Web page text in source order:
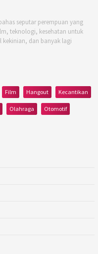
seputar perempuan yang
teknologi, kesehatan untuk
kekinian, dan banyak lagi
Film Hangout Kecantikan
Olahraga Otomotif